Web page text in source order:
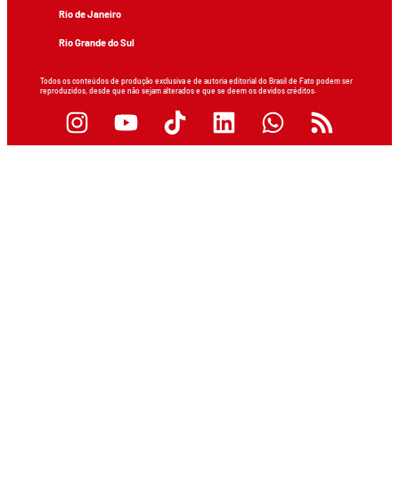
Rio de Janeiro
Rio Grande do Sul
Todos os conteúdos de produção exclusiva e de autoria editorial do Brasil de Fato podem ser
reproduzidos, desde que não sejam alterados e que se deem os devidos créditos.